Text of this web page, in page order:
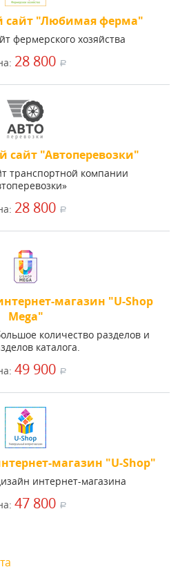
сайт "Любимая ферма"
фермерского хозяйства
28 800 a
сайт "Автоперевозки"
транспортной компании
28 800 a
магазин "U-Shop
Mega"
количество разделов и
каталога.
49 900 a
магазин "U-Shop"
интернет-магазина
47 800 a